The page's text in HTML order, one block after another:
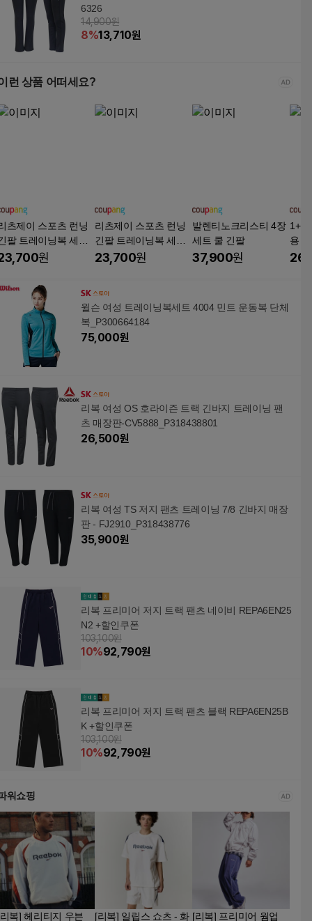
6326
14,900원
8%13,710원
런 상품 어떠세요?
츠제이 스포츠 런닝
팔 트레이닝복 세트
계절 경량 셋업
원
리츠제이 스포츠 런닝
긴팔 트레이닝복 세트
사계절 경량 셋업
23,700원
발렌티노크리스티 4장
세트 쿨 긴팔
37,900원
용
티셔
윌슨 여성 트레이닝복세트 4004 민트 운동복 단체
복_P300664184
75,000원
리복 여성 OS 호라이즌 트랙 긴바지 트레이닝 팬
츠 매장판-CV5888_P318438801
26,500원
리복 여성 TS 저지 팬츠 트레이닝 7/8 긴바지 매장
판 - FJ2910_P318438776
35,900원
리복 프리미어 저지 트랙 팬츠 네이비 REPA6EN25
N2 +할인쿠폰
103,100원
10%92,790원
리복 프리미어 저지 트랙 팬츠 블랙 REPA6EN25B
K +할인쿠폰
103,100원
10%92,790원
워쇼핑
복] 헤리티지 우븐
[리복] 일립스 쇼츠 - 화 [리복] 프리미어 웜업